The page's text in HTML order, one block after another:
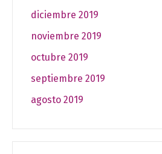
diciembre 2019
noviembre 2019
octubre 2019
septiembre 2019
agosto 2019